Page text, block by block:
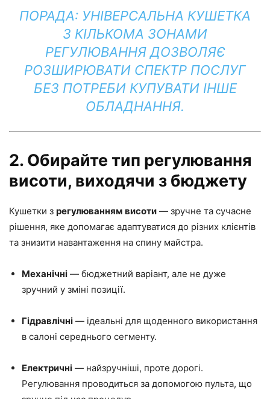
ПОРАДА: УНІВЕРСАЛЬНА КУШЕТКА
З КІЛЬКОМА ЗОНАМИ
РЕГУЛЮВАННЯ ДОЗВОЛЯЄ
РОЗШИРЮВАТИ СПЕКТР ПОСЛУГ
БЕЗ ПОТРЕБИ КУПУВАТИ ІНШЕ
ОБЛАДНАННЯ.
2. Обирайте тип регулювання
висоти, виходячи з бюджету
Кушетки з регулюванням висоти — зручне та сучасне
рішення, яке допомагає адаптуватися до різних клієнтів
та знизити навантаження на спину майстра.
Механічні — бюджетний варіант, але не дуже
зручний у зміні позиції.
Гідравлічні — ідеальні для щоденного використання
в салоні середнього сегменту.
Електричні — найзручніші, проте дорогі.
Регулювання проводиться за допомогою пульта, що